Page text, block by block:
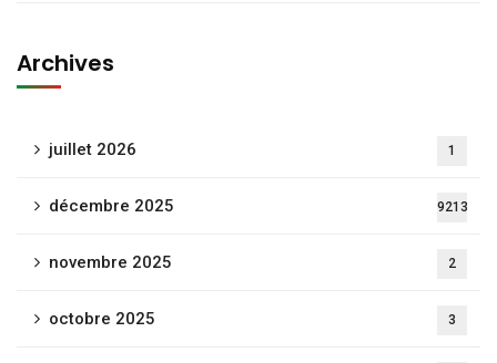
Archives
juillet 2026 1
décembre 2025 9213
novembre 2025 2
octobre 2025 3